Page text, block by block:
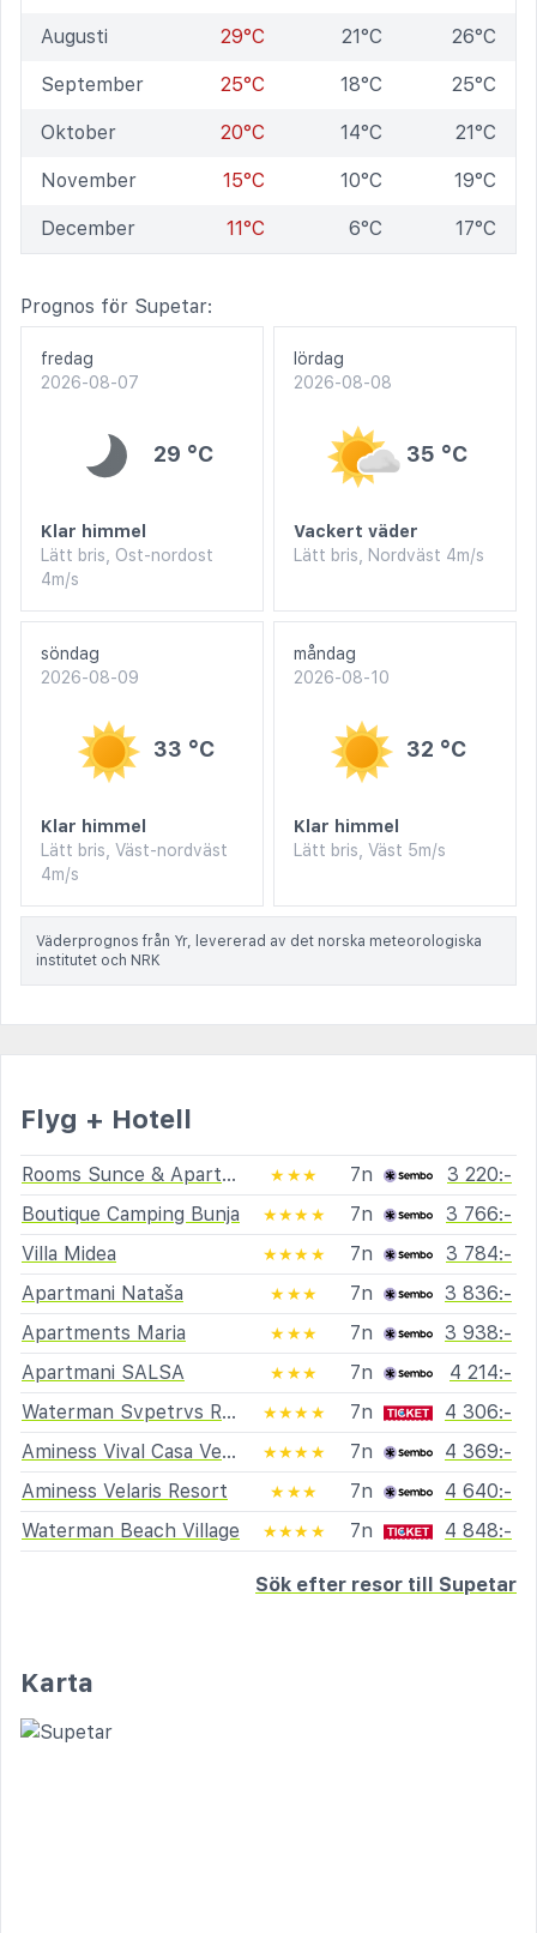
Augusti 29°C 21°C 26°C
September 25°C 18°C 25°C
Oktober 20°C 14°C 21°C
November 15°C 10°C 19°C
December 11°C 6°C 17°C
Prognos för Supetar:
fredag
2026-08-07
29 °C
Klar himmel
Lätt bris, Ost-nordost
4m/s
lördag
2026-08-08
35 °C
Vackert väder
Lätt bris, Nordväst 4m/s
söndag
2026-08-09
33 °C
Klar himmel
Lätt bris, Väst-nordväst
4m/s
måndag
2026-08-10
32 °C
Klar himmel
Lätt bris, Väst 5m/s
Väderprognos från Yr, levererad av det norska meteorologiska
institutet och NRK
Flyg + Hotell
Rooms Sunce & Apartments Sunce Supetar - Island Brač Residence ★★★ 7n
3 220:-
Boutique Camping Bunja
★★★★ 7n
3 766:-
Villa Midea
★★★★ 7n
3 784:-
Apartmani Nataša
★★★ 7n
3 836:-
Apartments Maria
★★★ 7n
3 938:-
Apartmani SALSA
★★★ 7n
4 214:-
Waterman Svpetrvs Resort
★★★★ 7n
4 306:-
Aminess Vival Casa Velaris
★★★★ 7n
4 369:-
Aminess Velaris Resort
★★★ 7n
4 640:-
Waterman Beach Village
★★★★ 7n 4 848:-
Sök efter resor till Supetar
Karta